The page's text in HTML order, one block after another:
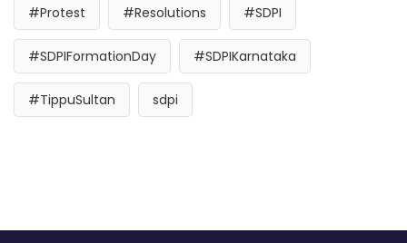
#Protest #Resolutions #SDPI
#SDPIFormationDay #SDPIKarnataka
#TippuSultan sdpi